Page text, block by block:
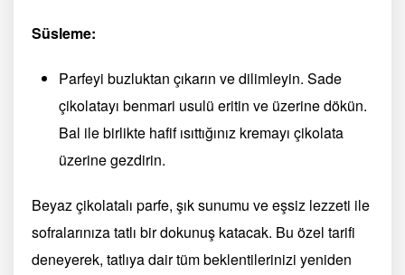
Süsleme:
Parfeyi buzluktan çıkarın ve dilimleyin. Sade
çikolatayı benmari usulü eritin ve üzerine dökün.
Bal ile birlikte hafif ısıttığınız kremayı çikolata
üzerine gezdirin.
Beyaz çikolatalı parfe, şık sunumu ve eşsiz lezzeti ile
sofralarınıza tatlı bir dokunuş katacak. Bu özel tarifi
deneyerek, tatlıya dair tüm beklentilerinizi yeniden